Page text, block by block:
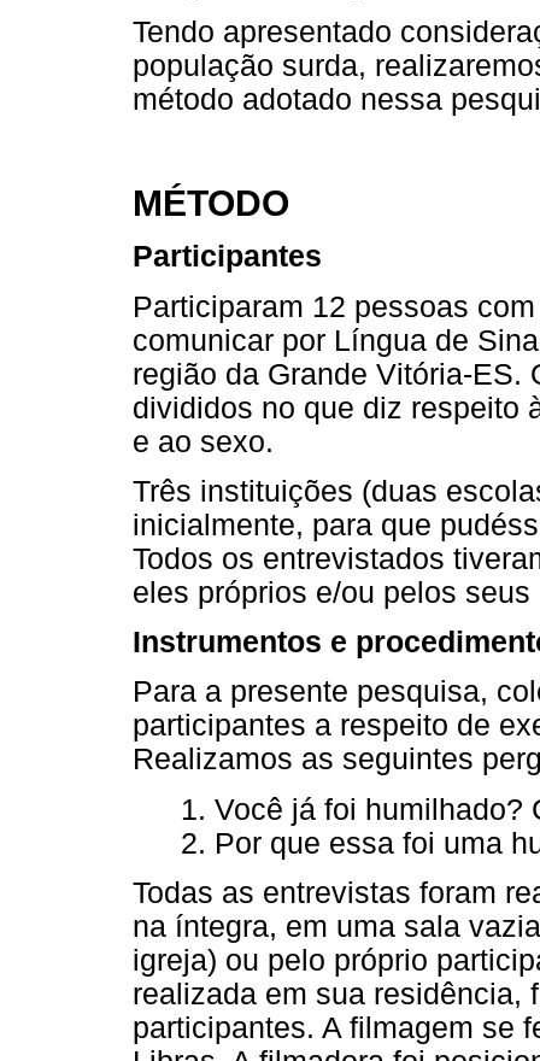
Tendo apresentado
população surda,
método adotado nessa
MÉTODO
Participantes
Participaram 12 pessoas
comunicar por Língua de
região da Grande Vitória-ES.
divididos no que diz respeito
e ao sexo.
Três instituições (duas
inicialmente, para que
Todos os entrevistados
eles próprios e/ou pelos
Instrumentos e
Para a presente pesquisa,
participantes a respeito de
Realizamos as seguintes
1. Você já foi humilhado?
2. Por que essa foi uma
Todas as entrevistas foram
na íntegra, em uma sala
igreja) ou pelo próprio
realizada em sua residência,
participantes. A filmagem se